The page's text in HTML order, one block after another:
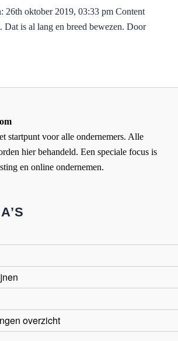
26th oktober 2019, 03:33 pm Content
Dat is al lang en breed bewezen. Door
startpunt voor alle ondernemers. Alle
hier behandeld. Een speciale focus is
en online ondernemen.
overzicht